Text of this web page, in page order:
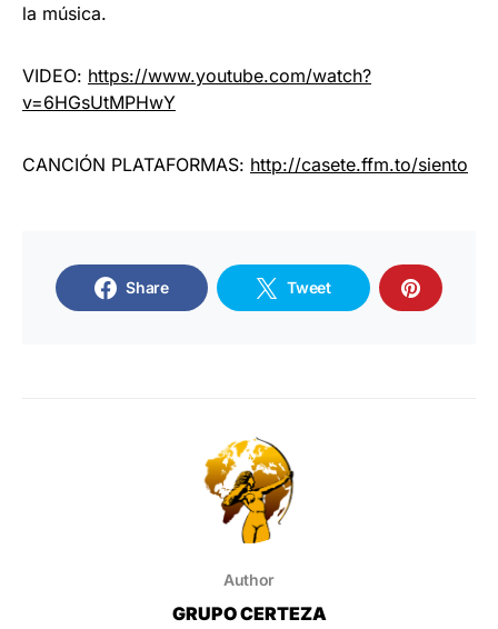
la música.
VIDEO: https://www.youtube.com/watch?
v=6HGsUtMPHwY
CANCIÓN PLATAFORMAS: http://casete.ffm.to/siento
Share Tweet
Author
GRUPO CERTEZA